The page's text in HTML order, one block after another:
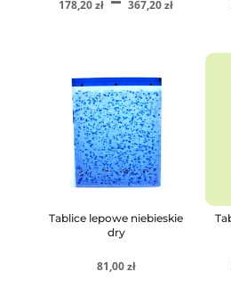
178,20zł 367,20zł
Tablice lepowe niebieskie
dry
81,00zł